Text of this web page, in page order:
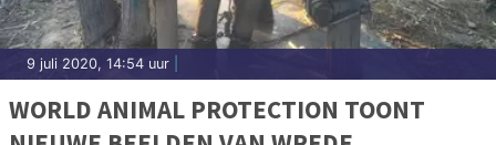
9 juli 2020, 14:54 uur
WORLD ANIMAL PROTECTION TOONT